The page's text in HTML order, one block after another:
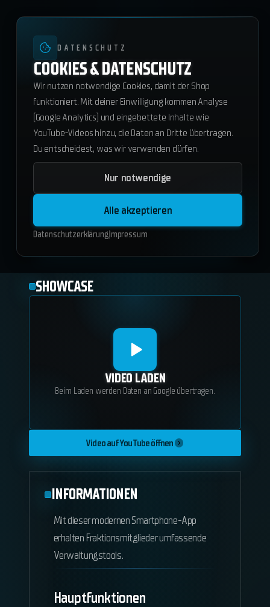
ws_faction-app 53.55€
QBCore
In den Warenkorb
SHOWCASE
VIDEO LADEN
Beim Laden werden Daten an Google übertragen.
Video auf YouTube öffnen
INFORMATIONEN
Mit dieser modernen Smartphone-App
erhalten Fraktionsmitglieder umfassende
Verwaltungstools.
Hauptfunktionen
DATENSCHUTZ
COOKIES & DATENSCHUTZ
Wir nutzen notwendige Cookies, damit der Shop
funktioniert. Mit deiner Einwilligung kommen Analyse
(Google Analytics) und eingebettete Inhalte wie
YouTube-Videos hinzu, die Daten an Dritte übertragen.
Du entscheidest, was wir verwenden dürfen.
Nur notwendige
Alle akzeptieren
Datenschutzerklärung Impressum